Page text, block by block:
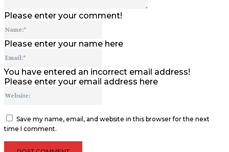
Please enter your comment!
Please enter your name here
You have entered an incorrect email address!
Please enter your email address here
Save my name, email, and website in this browser for the next
time I comment.